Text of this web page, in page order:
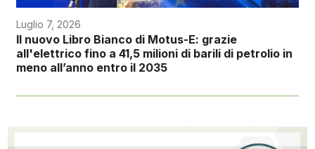
Luglio 7, 2026
Il nuovo Libro Bianco di Motus-E: grazie
all'elettrico fino a 41,5 milioni di barili di petrolio in
meno all’anno entro il 2035